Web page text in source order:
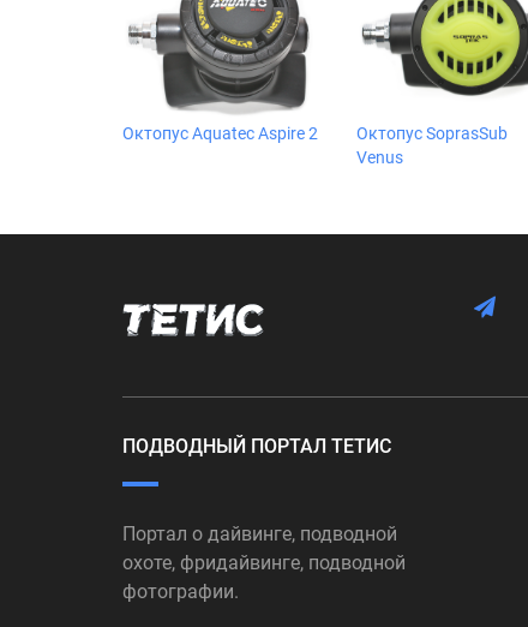
Октопус Aquatec Aspire 2
Октопус SoprasSub
Venus
ПОДВОДНЫЙ ПОРТАЛ ТЕТИС
Портал о дайвинге, подводной
охоте, фридайвинге, подводной
фотографии.